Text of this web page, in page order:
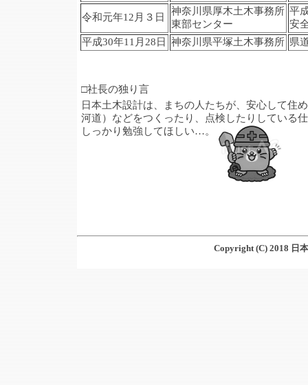
令和元年12月３日
神奈川県厚木土木事務所
東部センター
平
安
平成30年11月28日
神奈川県平塚土木事務所 県
□社長の独り言
日本土木設計は、まちの人たちが、安心して住
河道）などをつくったり、点検したりしてい
しっかり勉強してほしい…。
Copyright (C) 2018 日